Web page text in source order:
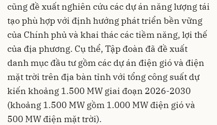
cũng đề xuất nghiên cứu các dự án năng lượng tái
tạo phù hợp với định hướng phát triển bền vững
của Chính phủ và khai thác các tiềm năng, lợi thế
của địa phương. Cụ thể, Tập đoàn đã đề xuất
danh mục đầu tư gồm các dự án điện gió và điện
mặt trời trên địa bàn tỉnh với tổng công suất dự
kiến khoảng 1.500 MW giai đoạn 2026-2030
(khoảng 1.500 MW gồm 1.000 MW điện gió và
500 MW điện mặt trời).